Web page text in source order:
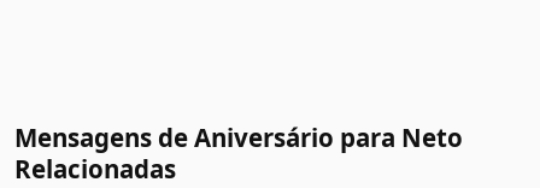
Mensagens de Aniversário para Neto
Relacionadas